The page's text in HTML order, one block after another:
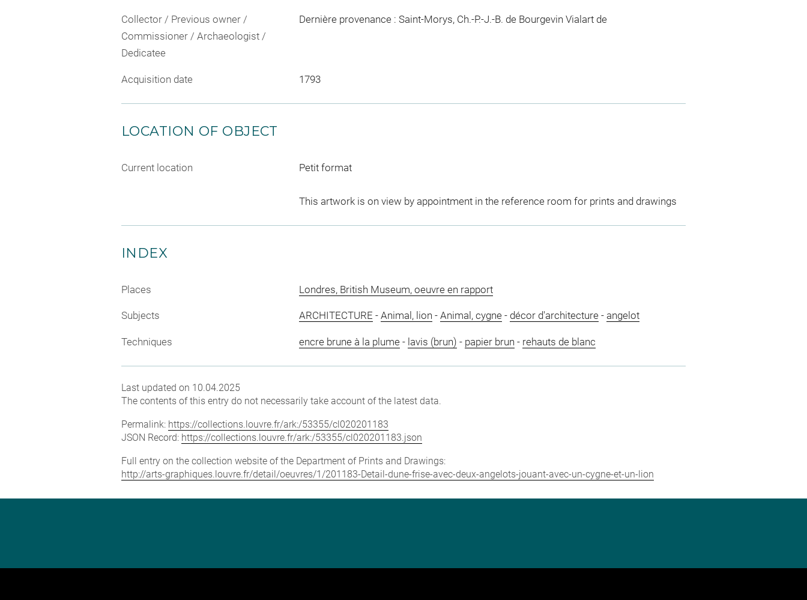
Collector / Previous owner /
Commissioner / Archaeologist /
Dedicatee
Dernière provenance : Saint-Morys, Ch.-P.-J.-B. de Bourgevin Vialart de
Acquisition date 1793
LOCATION OF OBJECT
Current location Petit format
This artwork is on view by appointment in the reference room for prints and drawings
INDEX
Places Londres, British Museum, oeuvre en rapport
Subjects ARCHITECTURE - Animal, lion - Animal, cygne- décor d'architecture- angelot
Techniques encre brune à la plume- lavis (brun) - papier brun - rehauts de blanc
Last updated on 10.04.2025
The contents of this entry do not necessarily take account of the latest data.
Permalink: https://collections.louvre.fr/ark:/53355/cl020201183
JSON Record: https://collections.louvre.fr/ark:/53355/cl020201183.json
Full entry on the collection website of the Department of Prints and Drawings:
http://arts-graphiques.louvre.fr/detail/oeuvres/1/201183-Detail-dune-frise-avec-deux-angelots-jouant-avec-un-cygne-et-un-lion